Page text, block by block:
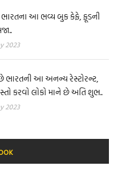
ભારતના આ ભવ્ય બુક કેફે, ફૂડની
2023
ભારતની આ અનન્ય રેસ્ટોરન્ટ,
કરવો લોકો માને છે અતિ શુભ..
2023